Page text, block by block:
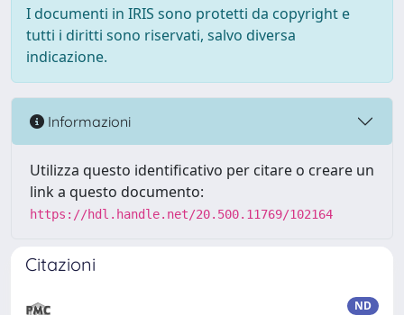
I documenti in IRIS sono protetti da copyright e
tutti i diritti sono riservati, salvo diversa
indicazione.
Informazioni
Utilizza questo identificativo per citare o creare un
link a questo documento:
https://hdl.handle.net/20.500.11769/102164
Citazioni
ND